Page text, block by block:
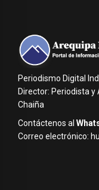
Periodismo Digital
Director: Periodista
Chaiña
Contáctenos al
Correo electrónico: